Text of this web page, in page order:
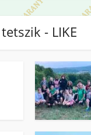
- LIKE